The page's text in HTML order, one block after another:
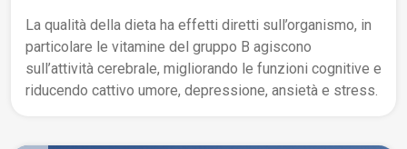
La qualità della dieta ha effetti diretti sull’organismo, in
particolare le vitamine del gruppo B agiscono
sull’attività cerebrale, migliorando le funzioni cognitive e
riducendo cattivo umore, depressione, ansietà e stress.